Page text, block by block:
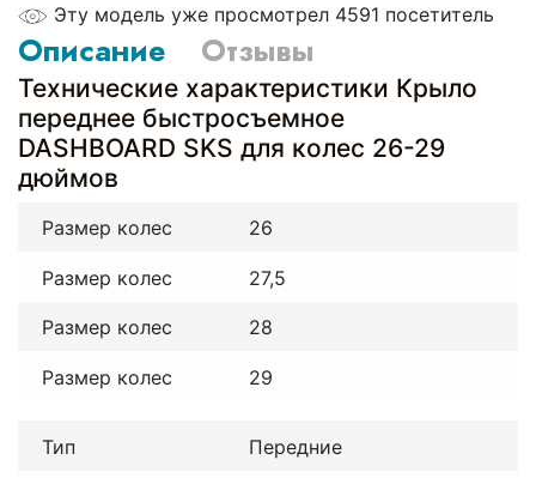
Эту модель уже просмотрел 4591 посетитель
Описание Отзывы
Технические характеристики Крыло
переднее быстросъемное
DASHBOARD SKS для колес 26-29
дюймов
Размер колес 26
Размер колес 27,5
Размер колес 28
Размер колес 29
Тип Передние